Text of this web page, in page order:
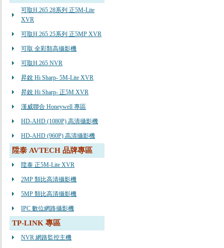
可取H.265 28系列 正5M-Lite
XVR
可取H.265 25系列 正5MP XVR
可取 全彩類高攝影機
可取H.265 NVR
昇銳 Hi Sharp- 5M-Lite XVR
昇銳 Hi Sharp- 正5M XVR
漢威聯合 Honeywell 專區
HD-AHD (1080P) 高清攝影機
HD-AHD (960P) 高清攝影機
陞泰 AVTECH 品牌專區
陞泰 正5M-Lite XVR
2MP 類比高清攝影機
5MP 類比高清攝影機
IPC 數位網路攝影機
TP-LINK 專區
NVR 網路監控主機